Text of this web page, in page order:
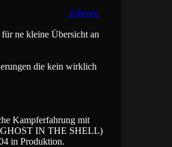
Zitieren
ne kleine Übersicht an
die kein wirklich
Kampferfahrung mit
(GHOST IN THE SHELL)
in Produktion.